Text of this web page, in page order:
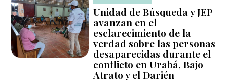
Unidad de Búsqueda y JEP
avanzan en el
esclarecimiento de la
verdad sobre las personas
desaparecidas durante el
conflicto en Urabá, Bajo
Atrato y el Darién